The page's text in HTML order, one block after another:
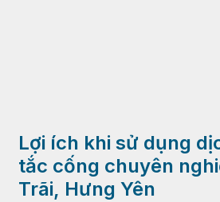
Lợi ích khi sử dụng
tắc cống chuyên
Trãi, Hưng Yên